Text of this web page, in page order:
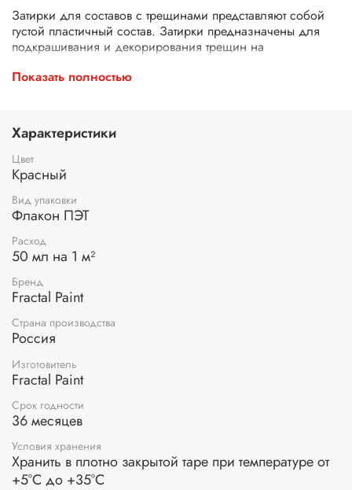
Затирки для составов с трещинами представляют собой
густой пластичный состав. Затирки предназначены для
подкрашивания и декорирования трещин на
трещин, краске с эффектом трещин,
проявляя и подчеркивая рельеф и глубину трещин. В
качестве финишного покрытия нанесите на готовое
изделие
Применение:
ватным диском или тряпочкой. Разотрите равномерно по
поверхности. Излишки уберите влажной салфеткой.
Показать полностью
Характеристики
Цвет
Красный
Вид упаковки
Флакон ПЭТ
Расход
50 мл на 1 м²
Бренд
Fractal Paint
Страна производства
Россия
Изготовитель
Fractal Paint
Срок годности
36 месяцев
Условия хранения
Хранить в плотно закрытой таре при температуре от
+5°С до +35°С